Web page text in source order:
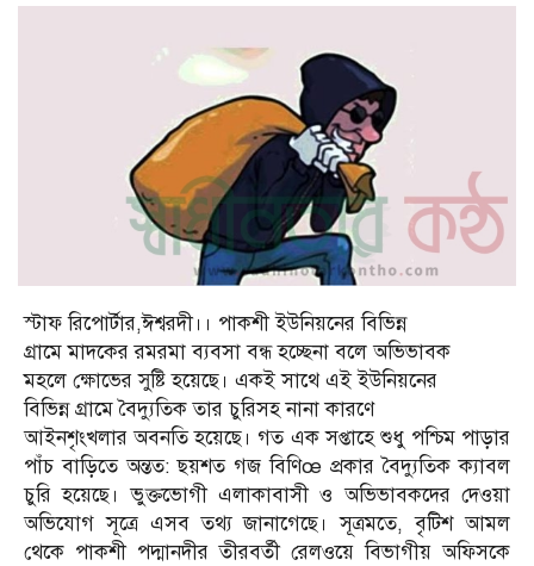
স্টাফ রিপোর্টার,ঈশ্বরদী।। পাকশী ইউনিয়নের বিভিন্ন
গ্রামে মাদকের রমরমা ব্যবসা বন্ধ হচ্ছেনা বলে অভিভাবক
মহলে ক্ষোভের সুষ্টি হয়েছে। একই সাথে এই ইউনিয়নের
বিভিন্ন গ্রামে বৈদ্যুতিক তার চুরিসহ নানা কারণে
আইনশৃংখলার অবনতি হয়েছে। গত এক সপ্তাহে শুধু পশ্চিম পাড়ার
পাঁচ বাড়িতে অন্তত: ছয়শত গজ বিণিœ প্রকার বৈদ্যুতিক ক্যাবল
চুরি হয়েছে। ভুক্তভোগী এলাকাবাসী ও অভিভাবকদের দেওয়া
অভিযোগ সূত্রে এসব তথ্য জানাগেছে। সূত্রমতে, বৃটিশ আমল
থেকে পাকশী পদ্মানদীর তীরবর্তী রেলওয়ে বিভাগীয় অফিসকে